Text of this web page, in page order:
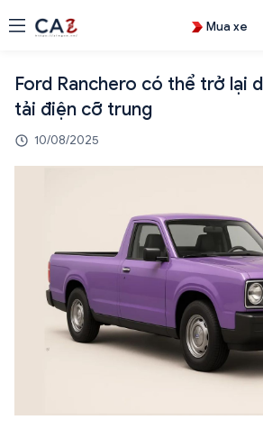
Mua xe
Ford Ranchero có thể trở lại
tải điện cỡ trung
10/08/2025